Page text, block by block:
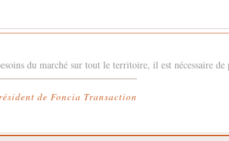
du marché sur tout le territoire, il est nécessaire
de Foncia Transaction